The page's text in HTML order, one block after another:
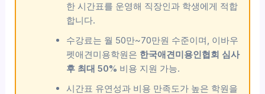
한 시간표를 운영해 직장인과 학생에게 적합
합니다.
수강료는 월 50만~70만원 수준이며, 이바우
펫애견미용학원은 한국애견미용인협회 심사
후 최대 50% 비용 지원 가능.
시간표 유연성과 비용 만족도가 높은 학원을